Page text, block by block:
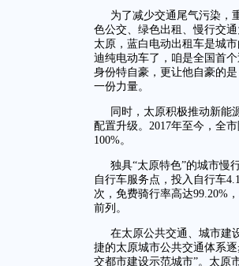
为了减少交通尾气污染，
色公交、绿色出租、慢行交
太原，蓝白电动出租车是城
迪纯电动车了，咱是全国首
身份特自豪，更让他自豪的
一份力量。
同时，太原积极推动新能
配置升级。2017年至今，全
100%。
独具“太原特色”的城市慢
自行车服务点，投入自行车
次，免费骑行率高达99.20%
前列。
在太原公共交通、城市建
捷的太原城市公共交通体系
交都市建设示范城市”。太原